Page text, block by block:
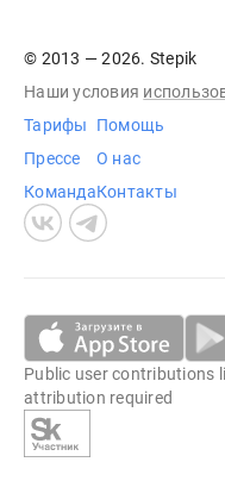
© 2013 — 2026. Stepik
Наши условия
Тарифы
Прессе
Команда
Помощь
О нас
Контакты
Public user contributions
attribution required